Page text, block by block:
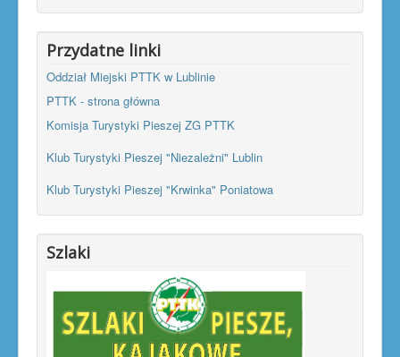
Przydatne linki
Oddział Miejski PTTK w Lublinie
PTTK - strona główna
Komisja Turystyki Pieszej ZG PTTK
Klub Turystyki Pieszej "Niezależni" Lublin
Klub Turystyki Pieszej "Krwinka" Poniatowa
Szlaki